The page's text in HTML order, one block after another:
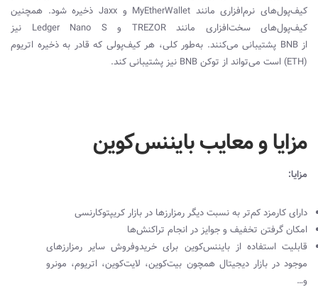
کیف‌پول‌های نرم‌افزاری مانند MyEtherWallet وJaxx ذخیره شود. همچنین
کیف‌پول‌های سخت‌افزاری مانندTREZOR وLedger Nano S نیز
ازBNB پشتیبانی می‌کنند. به‌طور کلی، هر کیف‌پولی که قادر به ذخیره اتریوم
(
ETH) است می‌تواند از توکنBNB نیز پشتیبانی کند.
مزایا و معایب بایننس‌کوین
مزایا:
دارای کارمزد کم‌تر به نسبت دیگر رمزارزها در بازار کریپتوکارنسی
امکان گرفتن تخفیف و جوایز در انجام تراکنش‌ها
قابلیت استفاده از بایننس‌کوین برای خریدوفروش سایر رمزارزهای
موجود در بازار دیجیتال همچون بیت‌کوین، لایت‌کوین، اتریوم، مونرو
و…